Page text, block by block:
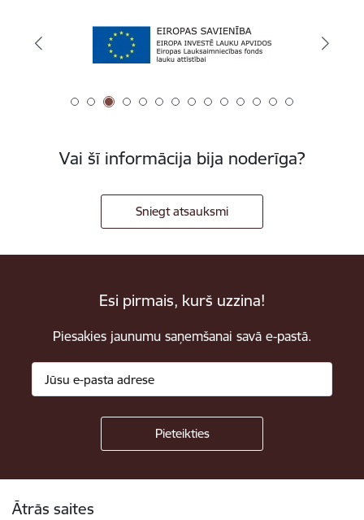
Vai šī informācija bija noderīga?
Sniegt atsauksmi
Esi pirmais, kurš uzzina!
Piesakies jaunumu saņemšanai savā e-pastā.
Ātrās saites